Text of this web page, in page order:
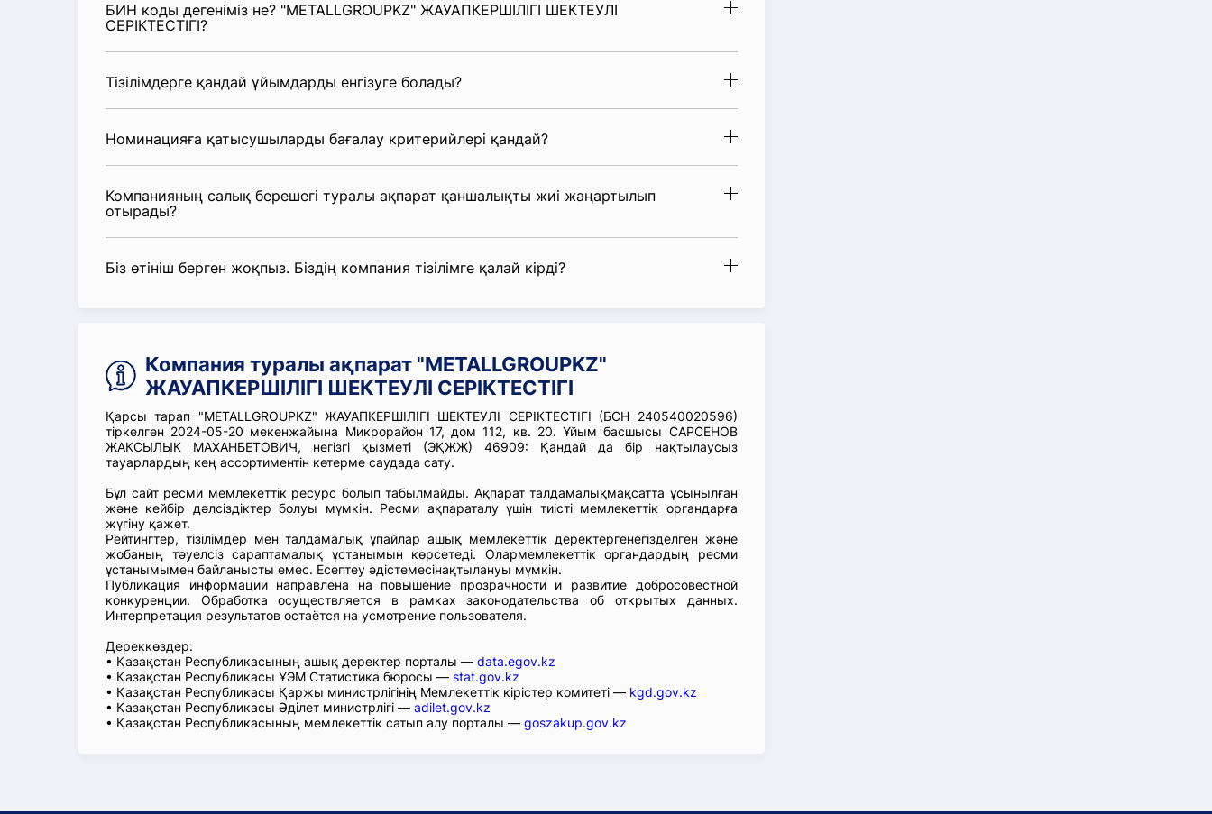
БИН коды дегеніміз не? "METALLGROUPKZ" ЖАУАПКЕРШІЛІГІ ШЕКТЕУЛІ
СЕРІКТЕСТІГІ?
Тізілімдерге қандай ұйымдарды енгізуге болады?
Номинацияға қатысушыларды бағалау критерийлері қандай?
Компанияның салық берешегі туралы ақпарат қаншалықты жиі жаңартылып
отырады?
Біз өтініш берген жоқпыз. Біздің компания тізілімге қалай кірді?
Компания туралы ақпарат "METALLGROUPKZ"
ЖАУАПКЕРШІЛІГІ ШЕКТЕУЛІ СЕРІКТЕСТІГІ
Қарсы тарап "METALLGROUPKZ" ЖАУАПКЕРШІЛІГІ ШЕКТЕУЛІ СЕРІКТЕСТІГІ (БСН 240540020596)
тіркелген 2024-05-20 мекенжайына Микрорайон 17, дом 112, кв. 20. Ұйым басшысы САРСЕНОВ
ЖАКСЫЛЫК МАХАНБЕТОВИЧ, негізгі қызметі (ЭҚЖЖ) 46909: Қандай да бір нақтылаусыз
тауарлардың кең ассортиментін көтерме саудада сату.
Бұл сайт ресми мемлекеттік ресурс болып табылмайды. Ақпарат талдамалықмақсатта ұсынылған
және кейбір дәлсіздіктер болуы мүмкін. Ресми ақпараталу үшін тиісті мемлекеттік органдарға
жүгіну қажет.
Рейтингтер, тізілімдер мен талдамалық ұпайлар ашық мемлекеттік деректергенегізделген және
жобаның тәуелсіз сараптамалық ұстанымын көрсетеді. Олармемлекеттік органдардың ресми
ұстанымымен байланысты емес. Есептеу әдістемесінақтылануы мүмкін.
Публикация информации направлена на повышение прозрачности и развитие добросовестной
конкуренции. Обработка осуществляется в рамках законодательства об открытых данных.
Интерпретация результатов остаётся на усмотрение пользователя.
Дереккөздер:
• Қазақстан Республикасының ашық деректер порталы — data.egov.kz
• Қазақстан Республикасы ҰЭМ Статистика бюросы — stat.gov.kz
• Қазақстан Республикасы Қаржы министрлігінің Мемлекеттік кірістер комитеті — kgd.gov.kz
• Қазақстан Республикасы Әділет министрлігі — adilet.gov.kz
• Қазақстан Республикасының мемлекеттік сатып алу порталы — goszakup.gov.kz